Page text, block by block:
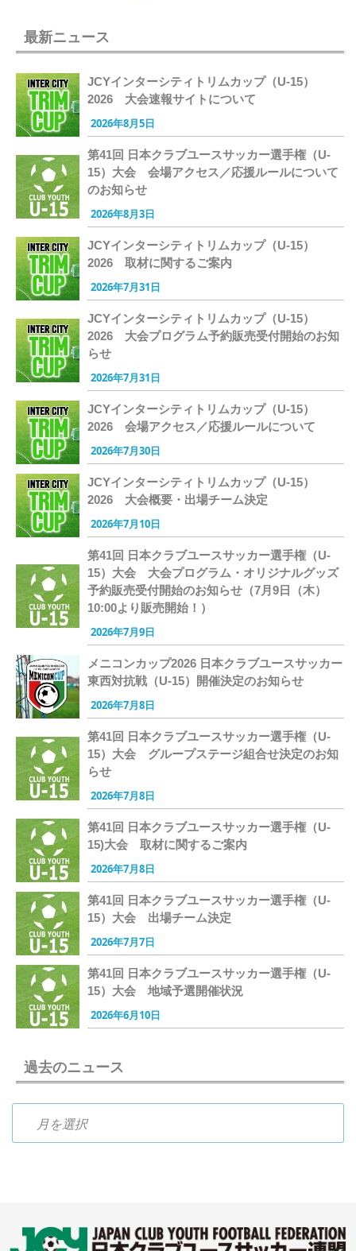
最新ニュース
JCYインターシティトリムカップ（U-15）
2026 大会速報サイトについて
2026年8月5日
第41回 日本クラブユースサッカー選手権（U-
15）大会 会場アクセス／応援ルールについて
のお知らせ
2026年8月3日
JCYインターシティトリムカップ（U-15）
2026 取材に関するご案内
2026年7月31日
JCYインターシティトリムカップ（U-15）
2026 大会プログラム予約販売受付開始のお知
らせ
2026年7月31日
JCYインターシティトリムカップ（U-15）
2026 会場アクセス／応援ルールについて
2026年7月30日
JCYインターシティトリムカップ（U-15）
2026 大会概要・出場チーム決定
2026年7月10日
第41回 日本クラブユースサッカー選手権（U-
15）大会 大会プログラム・オリジナルグッズ
予約販売受付開始のお知らせ（7月9日（木）
10:00より販売開始！）
2026年7月9日
メニコンカップ2026 日本クラブユースサッカー
東西対抗戦（U-15）開催決定のお知らせ
2026年7月8日
第41回 日本クラブユースサッカー選手権（U-
15）大会 グループステージ組合せ決定のお知
らせ
2026年7月8日
第41回 日本クラブユースサッカー選手権（U-
15)大会 取材に関するご案内
2026年7月8日
第41回 日本クラブユースサッカー選手権（U-
15）大会 出場チーム決定
2026年7月7日
第41回 日本クラブユースサッカー選手権（U-
15）大会 地域予選開催状況
2026年6月10日
過去のニュース
過去のニュース